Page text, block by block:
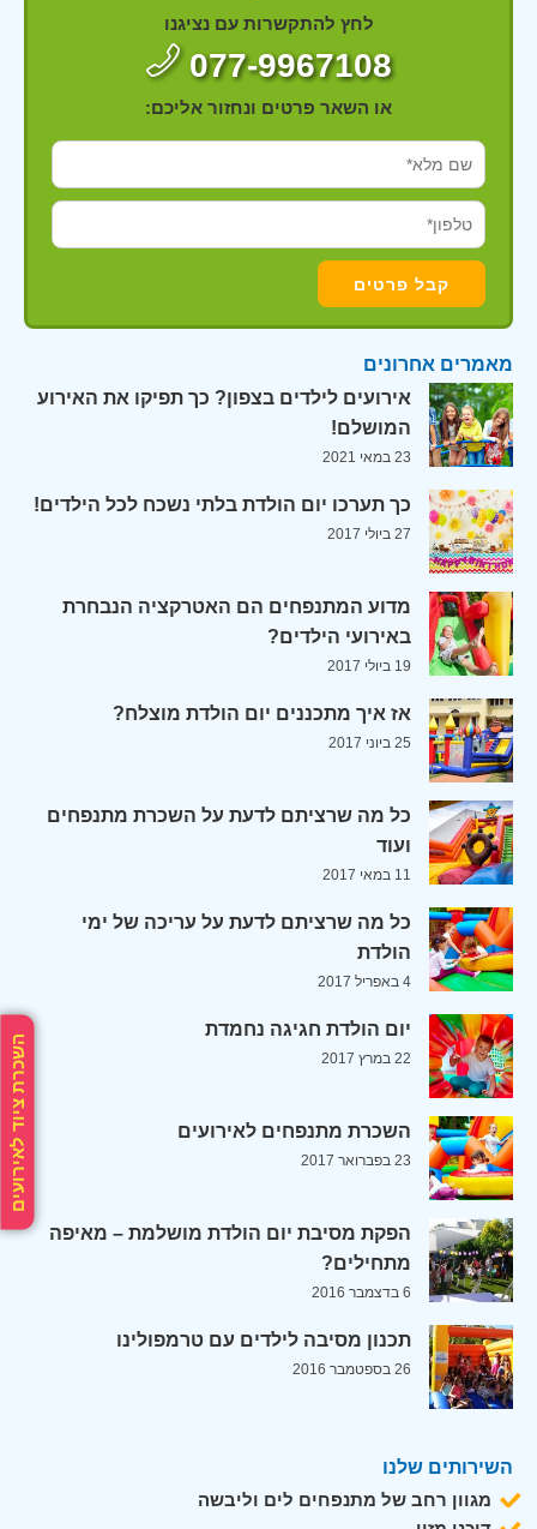
השכרת ציוד לאירועים
לחץ להתקשרות עם נציגנו
077-9967108
או השאר פרטים ונחזור אליכם:
מאמרים אחרונים
אירועים לילדים בצפון? כך תפיקו את האירוע
המושלם!
23 במאי 2021
כך תערכו יום הולדת בלתי נשכח לכל הילדים!
27 ביולי 2017
מדוע המתנפחים הם האטרקציה הנבחרת
באירועי הילדים?
19 ביולי 2017
אז איך מתכננים יום הולדת מוצלח?
25 ביוני 2017
כל מה שרציתם לדעת על השכרת מתנפחים
ועוד
11 במאי 2017
כל מה שרציתם לדעת על עריכה של ימי
הולדת
4 באפריל 2017
יום הולדת חגיגה נחמדת
22 במרץ 2017
השכרת מתנפחים לאירועים
23 בפברואר 2017
הפקת מסיבת יום הולדת מושלמת – מאיפה
מתחילים?
6 בדצמבר 2016
תכנון מסיבה לילדים עם טרמפולינו
26 בספטמבר 2016
השירותים שלנו
מגוון רחב של מתנפחים לים וליבשה